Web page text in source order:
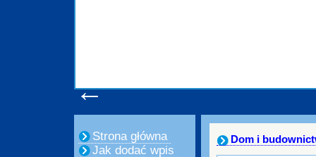
←
Strona główna
Jak dodać wpis
Dom i